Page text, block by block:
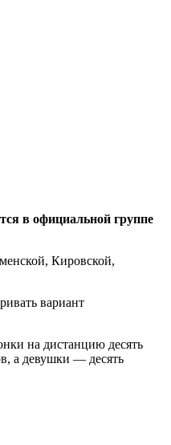
в официальной группе
Кировской,
вариант
на дистанцию десять
а девушки — десять